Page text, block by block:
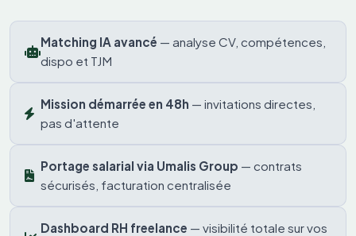
Matching IA avancé — analyse CV, compétences,
dispo et TJM
Mission démarrée en 48h — invitations directes,
pas d'attente
Portage salarial via Umalis Group — contrats
sécurisés, facturation centralisée
Dashboard RH freelance — visibilité totale sur vos